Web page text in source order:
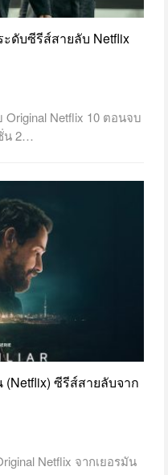
ะดับซีรีส์สายลับ Netflix
Original Netflix 10 ตอนจบ
น 2…
(Netflix) ซีรีส์สายลับจาก
Netflix จากเยอรมัน